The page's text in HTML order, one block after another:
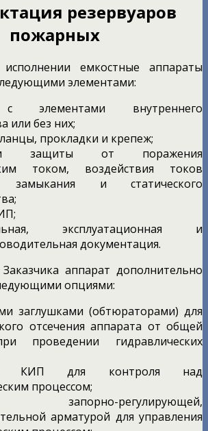
резервуаров
пожарных
емкостные аппараты
элементами:
элементами внутреннего
или без них;
прокладки и крепеж;
защиты от поражения
током, воздействия токов
замыкания и статического
эксплуатационная и
документация.
аппарат дополнительно
опциями:
заглушками (обтюраторами) для
отсечения аппарата от общей
проведении гидравлических
КИП для контроля над
процессом;
запорно-регулирующей,
арматурой для управления